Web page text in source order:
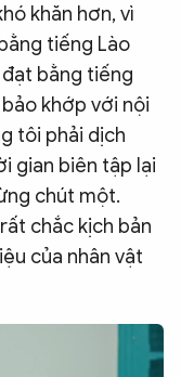
khăn hơn, vì
tiếng Lào
bằng tiếng
khớp với nội
tôi phải dịch
gian biên tập lại
chút một.
chắc kịch bản
của nhân vật